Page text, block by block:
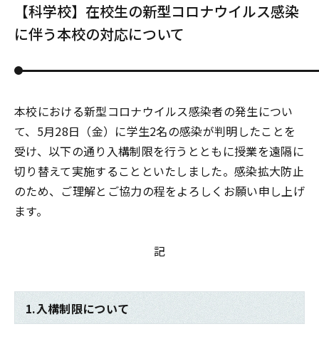
【科学校】在校生の新型コロナウイルス感染
に伴う本校の対応について
本校における新型コロナウイルス感染者の発生につい
て、5月28日（金）に学生2名の感染が判明したことを
受け、以下の通り入構制限を行うとともに授業を遠隔に
切り替えて実施することといたしました。感染拡大防止
のため、ご理解とご協力の程をよろしくお願い申し上げ
ます。
記
1.入構制限について